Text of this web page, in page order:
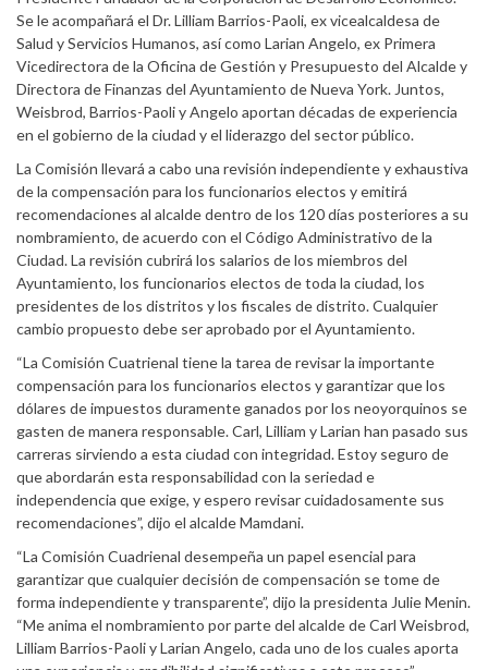
Se le acompañará el Dr. Lilliam Barrios-Paoli, ex vicealcaldesa de
Salud y Servicios Humanos, así como Larian Angelo, ex Primera
Vicedirectora de la Oficina de Gestión y Presupuesto del Alcalde y
Directora de Finanzas del Ayuntamiento de Nueva York. Juntos,
Weisbrod, Barrios-Paoli y Angelo aportan décadas de experiencia
en el gobierno de la ciudad y el liderazgo del sector público.
La Comisión llevará a cabo una revisión independiente y exhaustiva
de la compensación para los funcionarios electos y emitirá
recomendaciones al alcalde dentro de los 120 días posteriores a su
nombramiento, de acuerdo con el Código Administrativo de la
Ciudad. La revisión cubrirá los salarios de los miembros del
Ayuntamiento, los funcionarios electos de toda la ciudad, los
presidentes de los distritos y los fiscales de distrito. Cualquier
cambio propuesto debe ser aprobado por el Ayuntamiento.
“La Comisión Cuatrienal tiene la tarea de revisar la importante
compensación para los funcionarios electos y garantizar que los
dólares de impuestos duramente ganados por los neoyorquinos se
gasten de manera responsable. Carl, Lilliam y Larian han pasado sus
carreras sirviendo a esta ciudad con integridad. Estoy seguro de
que abordarán esta responsabilidad con la seriedad e
independencia que exige, y espero revisar cuidadosamente sus
recomendaciones”, dijo el alcalde Mamdani.
“La Comisión Cuadrienal desempeña un papel esencial para
garantizar que cualquier decisión de compensación se tome de
forma independiente y transparente”, dijo la presidenta Julie Menin.
“Me anima el nombramiento por parte del alcalde de Carl Weisbrod,
Lilliam Barrios-Paoli y Larian Angelo, cada uno de los cuales aporta